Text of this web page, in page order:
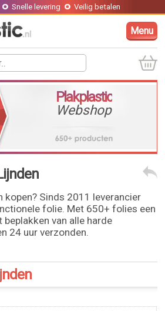
Snelle levering Veilig betalen
Menu
Plakplastic
Webshop
kopen? Sinds 2011 leverancier
folie. Met 650+ folies een
van alle harde
24 uur verzonden.